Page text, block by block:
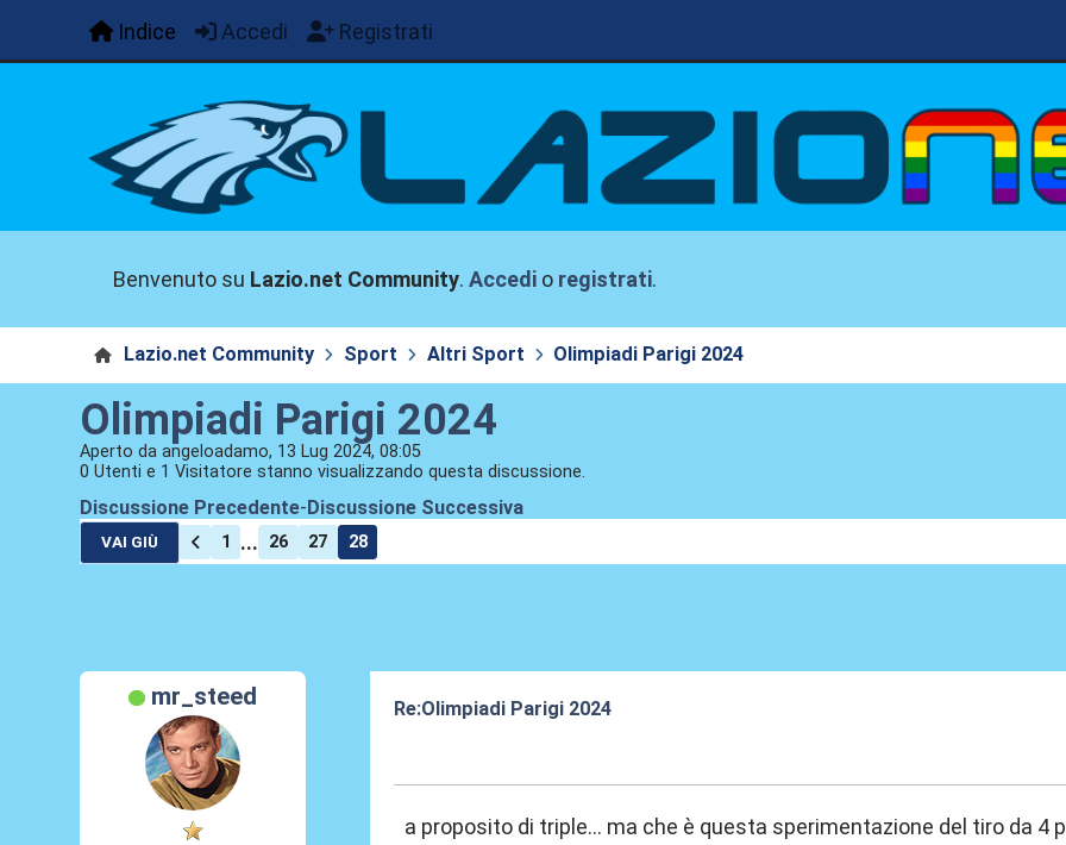
Indice Accedi Registrati
Benvenuto su Lazio.net Community.Accedi o registrati.
Lazio.net Community Sport Altri Sport Olimpiadi Parigi 2024
Olimpiadi Parigi 2024
Aperto da angeloadamo, 13 Lug 2024, 08:05
0 Utenti e 1 Visitatore stanno visualizzando questa discussione.
Discussione Precedente- Discussione Successiva
VAI GIÙ 1 ... 26 27 28
mr_steed
Re:Olimpiadi Parigi 2024
a proposito di triple... ma che è questa sperimentazione del tiro da